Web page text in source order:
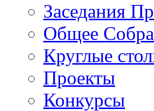
Заседания
Общее
Круглые
Проекты
Конкурсы